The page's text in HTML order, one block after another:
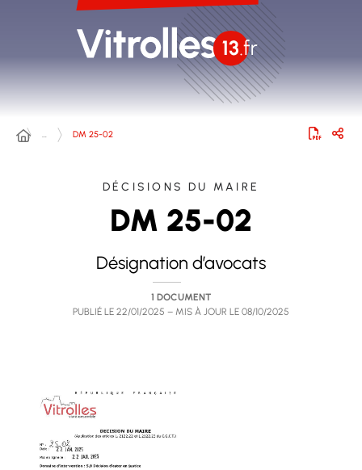
… DM 25-02
DÉCISIONS DU MAIRE
DM 25-02
Désignation d’avocats
1 DOCUMENT
PUBLIÉ LE 22/01/2025 – MIS À JOUR LE 08/10/2025